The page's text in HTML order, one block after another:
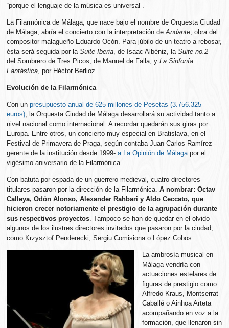
“porque el lenguaje de la música es universal”.
La Filarmónica de Málaga, que nace bajo el nombre de Orquesta Ciudad
de Málaga, abría el concierto con la interpretación deAndante, obra del
compositor malagueño Eduardo Ocón. Para júbilo de un teatro a rebosar,
ésta será seguida por laSuite Iberia, de Isaac Albéniz, laSuite no.2
del Sombrero de Tres Picos, de Manuel de Falla, yLa Sinfonía
Fantástica, por Héctor Berlioz.
Evolución de la Filarmónica
Con un presupuesto anual de 625 millones de Pesetas (3.756.325
euros), la Orquesta Ciudad de Málaga desarrollará su actividad tanto a
nivel nacional como internacional. A recordar quedarán sus giras por
Europa. Entre otros, un concierto muy especial en Bratislava, en el
Festival de Primavera de Praga, según contaba Juan Carlos Ramírez -
gerente de la institución desde 1999-a La Opinión de Málagapor el
vigésimo aniversario de la Filarmónica.
Con batuta por espada de un guerrero medieval, cuatro directores
titulares pasaron por la dirección de la Filarmónica.A nombrar: Octav
Calleya, Odón Alonso, Alexander Rahbari y Aldo Ceccato, que
hicieron crecer notoriamente el prestigio de la agrupación durante
sus respectivos proyectos. Tampoco se han de quedar en el olvido
algunos de los ilustres directores invitados que pasaron por la ciudad,
como Krzysztof Penderecki, Sergiu Comisiona o López Cobos.
La ambrosía musical en
Málaga vendría con
actuaciones estelares de
figuras de prestigio como
Alfredo Kraus, Montserrat
Caballé o Ainhoa Arteta
acompañando en voz a la
formación, que llenaron sin